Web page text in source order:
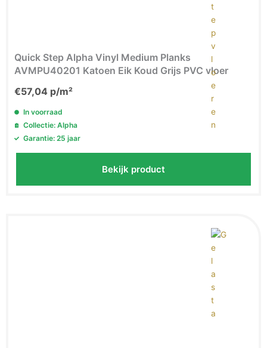
Quick Step Alpha Vinyl Medium Planks
AVMPU40201 Katoen Eik Koud Grijs PVC vloer
€57,04 p/m²
In voorraad
Collectie: Alpha
Garantie: 25 jaar
Bekijk product